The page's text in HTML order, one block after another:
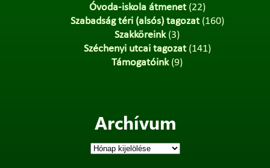
Óvoda-iskola átmenet(22)
Szabadság téri (alsós) tagozat(160)
Szakköreink(3)
Széchenyi utcai tagozat(141)
Támogatóink(9)
Archívum
Archívum